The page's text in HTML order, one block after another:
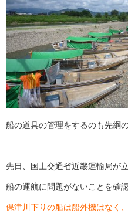
船の道具の管理をするのも先綱
先日、国土交通省近畿運輸局が
船の運航に問題がないことを確
保津川下りの船は船外機はなく、